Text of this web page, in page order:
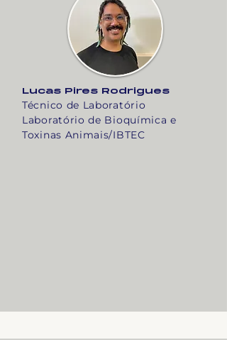
Lucas Pires Rodrigues
Técnico de Laboratório
Laboratório de Bioquímica e
Toxinas Animais/IBTEC